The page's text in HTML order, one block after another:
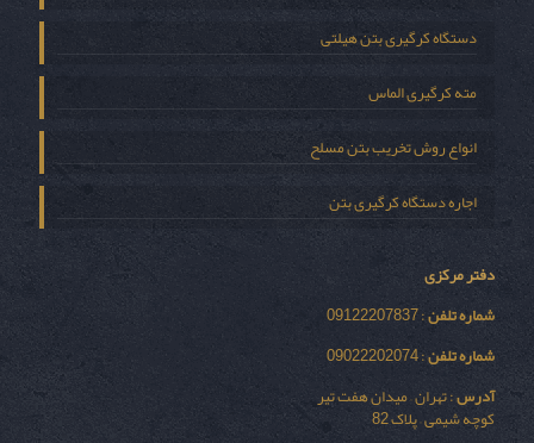
دستگاه کرگیری بتن هیلتی
مته کرگیری الماس
انواع روش تخریب بتن مسلح
اجاره دستگاه کرگیری بتن
دفتر مرکزی
شماره تلفن: 09122207837
شماره تلفن: 09022202074
آدرس: تهران – میدان هفت تیر
کوچه شیمی – پلاک 82